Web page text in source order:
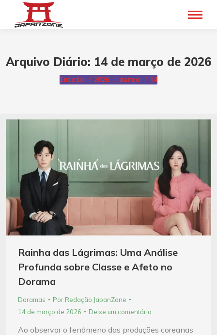
Arquivo Diário: 14 de março de 2026
Você está aqui:
Início 2026 março 14
Rainha das Lágrimas: Uma Análise
Profunda sobre Classe e Afeto no
Dorama
Doramas Por Redação JapanZone
14 de março de 2026
Deixe um comentário
Ao observar o fenômeno das produções coreanas